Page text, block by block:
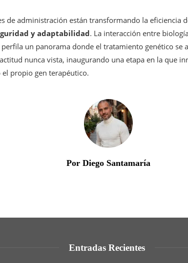
de administración están transformando la eficiencia
y adaptabilidad. La interacción entre
un panorama donde el tratamiento genético se
nunca vista, inaugurando una etapa en la que
propio gen terapéutico.
Por Diego Santamaría
Entradas Recientes